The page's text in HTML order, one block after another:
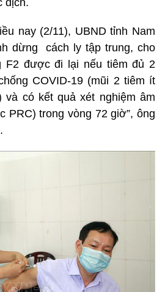
dịch.
nay (2/11), UBND tỉnh Nam
dừng
cách ly tập trung, cho
F2 được đi lại nếu tiêm đủ 2
COVID-19 (mũi 2 tiêm ít
và có kết quả xét nghiệm âm
PRC) trong vòng 72 giờ”, ông